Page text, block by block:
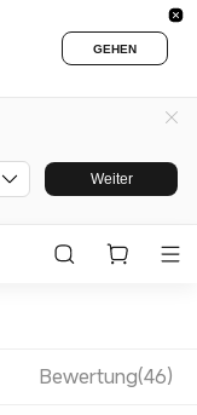
GEHEN
Weiter
Bewertung(46)